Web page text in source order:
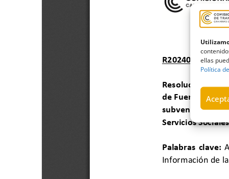
ellas
Política